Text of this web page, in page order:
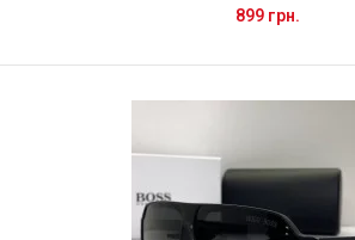
899 грн.